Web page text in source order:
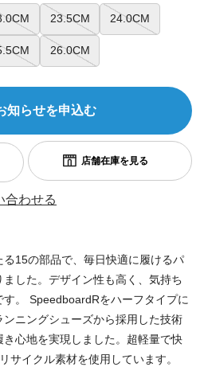
23.5CM 24.0CM
26.0CM
知らせを申込む
合わせる
15の部品で、毎日快適に履けるパ
した。デザイン性も高く、気持ち
。 SpeedboardRをハーフタイプに
ニングシューズから採用した技術
心地を実現しました。超軽量で快
サイクル素材を使用しています。